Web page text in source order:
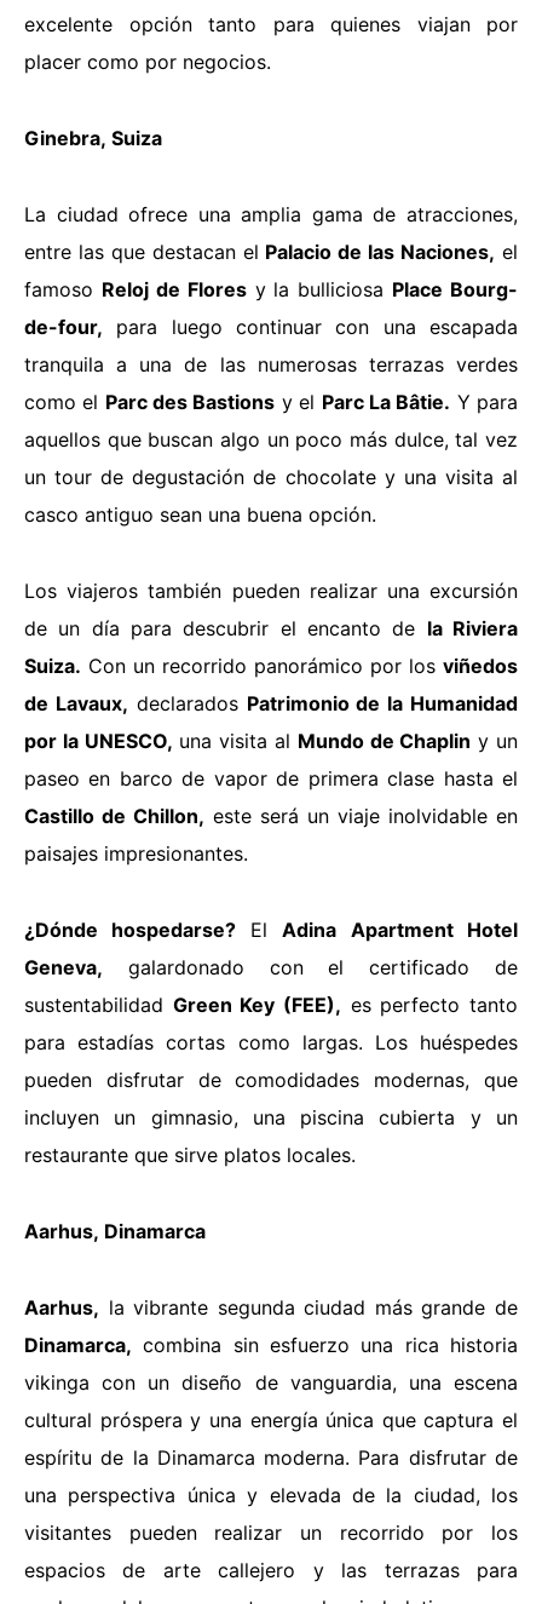
excelente opción tanto para quienes viajan por
placer como por negocios.
Ginebra, Suiza
La ciudad ofrece una amplia gama de atracciones,
entre las que destacan el Palacio de las Naciones, el
famoso Reloj de Floresy la bulliciosa Place Bourg-
de-four, para luego continuar con una escapada
tranquila a una de las numerosas terrazas verdes
como el Parc des Bastions y el Parc La Bâtie. Y para
aquellos que buscan algo un poco más dulce, tal vez
untour de degustación de chocolate y una visita al
casco antiguo sean una buena opción.
Los viajeros también pueden realizar una excursión
de un día para descubrir el encanto de la Riviera
Suiza. Con un recorrido panorámico por los viñedos
de Lavaux, declarados Patrimonio de la Humanidad
por la UNESCO, una visita al Mundo de Chaplin y un
paseo en barco de vapor de primera clase hasta el
Castillo de Chillon, este será un viaje inolvidable en
paisajes impresionantes.
¿Dónde hospedarse? ElAdina Apartment Hotel
Geneva, galardonado con el certificado de
sustentabilidad Green Key (FEE), es perfecto tanto
para estadías cortas como largas. Los huéspedes
pueden disfrutar de comodidades modernas, que
incluyen un gimnasio, una piscina cubierta y un
restaurante que sirve platos locales.
Aarhus, Dinamarca
Aarhus, la vibrante segunda ciudad más grande de
Dinamarca, combina sin esfuerzo una rica historia
vikinga con un diseño de vanguardia, una escena
cultural próspera y una energía única que captura el
espíritu de la Dinamarca moderna. Para disfrutar de
una perspectiva única y elevada de la ciudad, los
visitantes pueden realizar un recorrido por los
espacios de arte callejero y las terrazaspara